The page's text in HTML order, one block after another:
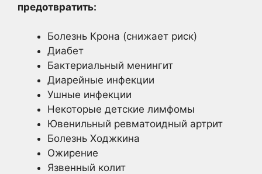
предотвратить:
Болезнь Крона (снижает риск)
Диабет
Бактериальный менингит
Диарейные инфекции
Ушные инфекции
Некоторые детские лимфомы
Ювенильный ревматоидный артрит
Болезнь Ходжкина
Ожирение
Язвенный колит